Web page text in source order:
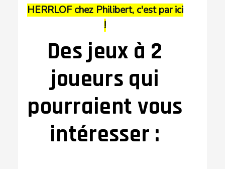
HERRLOF chez Philibert, c'est par ici
!
Des jeux à 2
joueurs qui
pourraient vous
intéresser :